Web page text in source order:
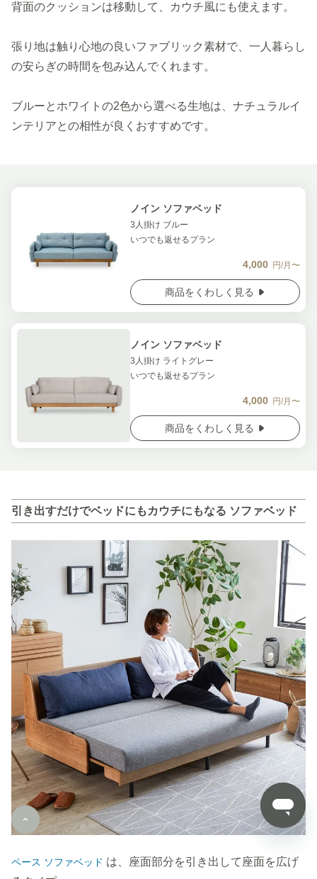
背面のクッションは移動して、カウチ風にも使えます。
張り地は触り心地の良いファブリック素材で、一人暮らし
の安らぎの時間を包み込んでくれます。
ブルーとホワイトの2色から選べる生地は、ナチュラルイ
ンテリアとの相性が良くおすすめです。
ノイン ソファベッド
3人掛け ブルー
いつでも返せるプラン
4,000 円/月〜
商品をくわしく見る
ノイン ソファベッド
3人掛け ライトグレー
いつでも返せるプラン
4,000 円/月〜
商品をくわしく見る
引き出すだけでベッドにもカウチにもなる ソファベッド
ペース ソファベッド は、座面部分を引き出して座面を広げ